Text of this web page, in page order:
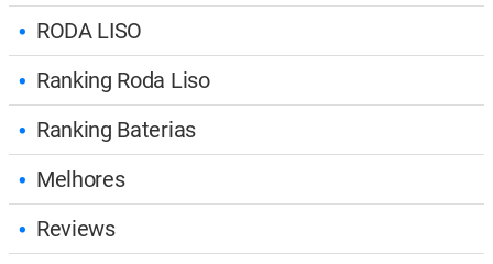
RODA LISO
Ranking Roda Liso
Ranking Baterias
Melhores
Reviews